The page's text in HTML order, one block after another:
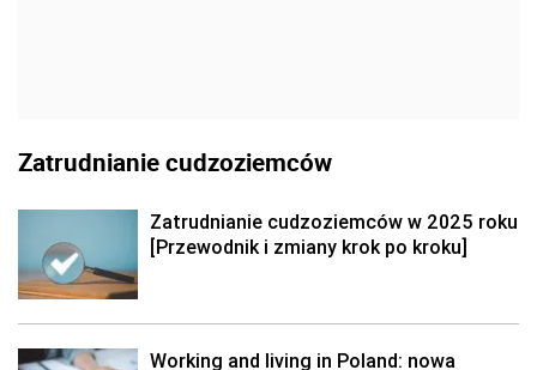
Zatrudnianie cudzoziemców
Zatrudnianie cudzoziemców w 2025 roku
[Przewodnik i zmiany krok po kroku]
Working and living in Poland: nowa